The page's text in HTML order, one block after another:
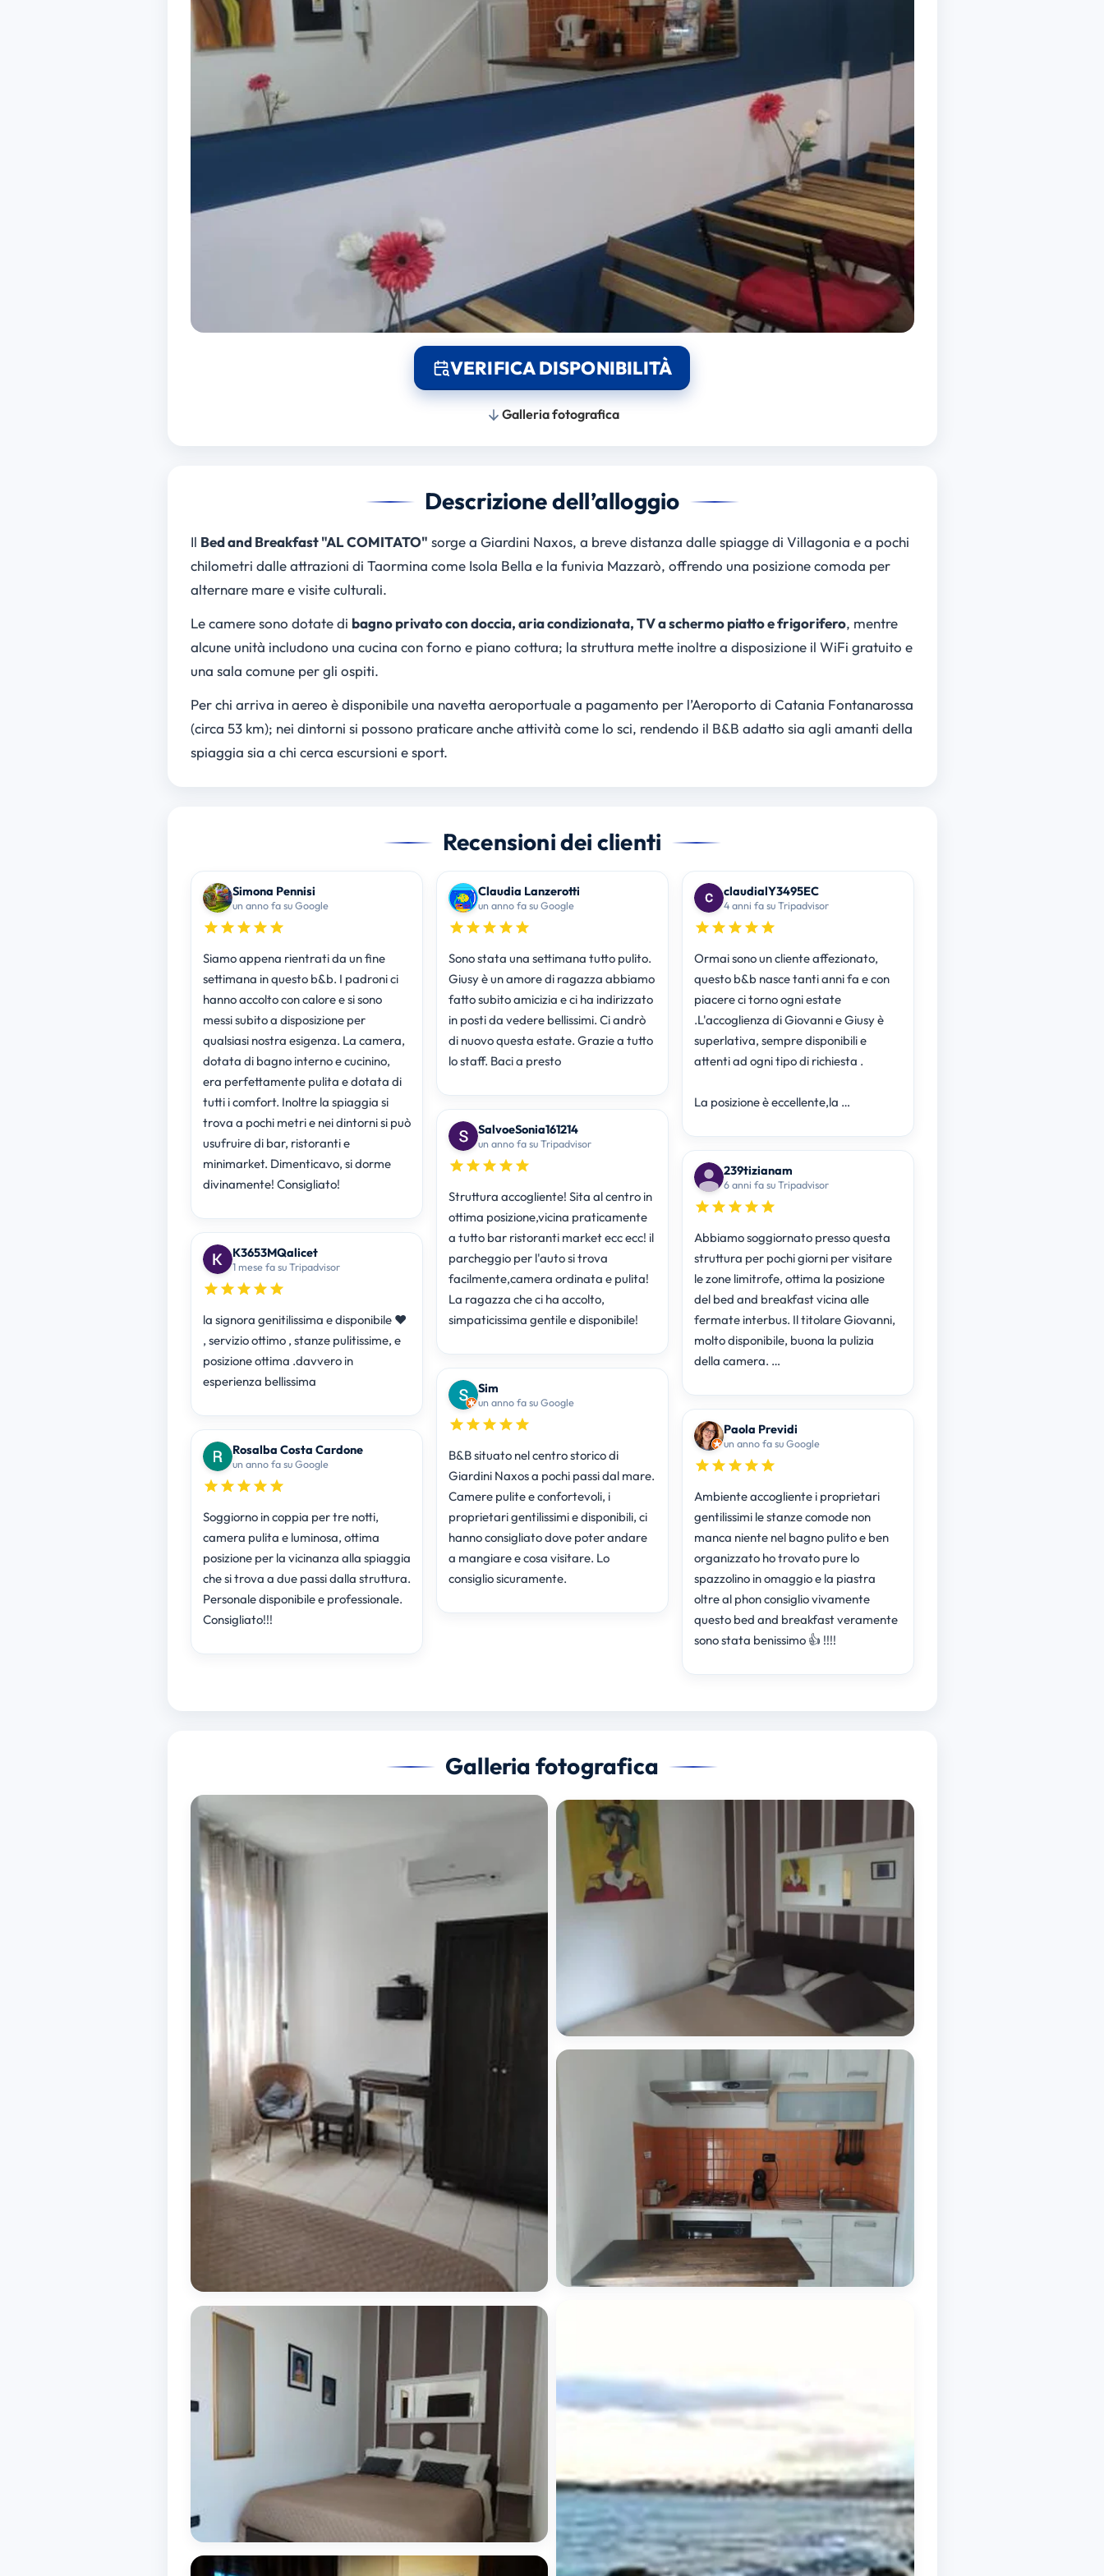
VERIFICA DISPONIBILITÀ
Galleria fotografica
Descrizione dell’alloggio
Il Bed and Breakfast "AL COMITATO" sorge a Giardini Naxos, a breve distanza dalle spiagge di Villagonia e a pochi
chilometri dalle attrazioni di Taormina come Isola Bella e la funivia Mazzarò, offrendo una posizione comoda per
alternare mare e visite culturali.
Le camere sono dotate di bagno privato con doccia, aria condizionata, TV a schermo piatto e frigorifero, mentre
alcune unità includono una cucina con forno e piano cottura; la struttura mette inoltre a disposizione il WiFi gratuito e
una sala comune per gli ospiti.
Per chi arriva in aereo è disponibile una navetta aeroportuale a pagamento per l’Aeroporto di Catania Fontanarossa
(circa 53 km); nei dintorni si possono praticare anche attività come lo sci, rendendo il B&B adatto sia agli amanti della
spiaggia sia a chi cerca escursioni e sport.
Recensioni dei clienti
Simona Pennisi
un anno fa su Google
Siamo appena rientrati da un fine
settimana in questo b&b. I padroni ci
hanno accolto con calore e si sono
messi subito a disposizione per
qualsiasi nostra esigenza. La camera,
dotata di bagno interno e cucinino,
era perfettamente pulita e dotata di
tutti i comfort. Inoltre la spiaggia si
trova a pochi metri e nei dintorni si può
usufruire di bar, ristoranti e
minimarket. Dimenticavo, si dorme
divinamente! Consigliato!
K3653MQalicet
1 mese fa su Tripadvisor
la signora genitilissima e disponibile ❤️
, servizio ottimo , stanze pulitissime, e
posizione ottima .davvero in
esperienza bellissima
Rosalba Costa Cardone
un anno fa su Google
Soggiorno in coppia per tre notti,
camera pulita e luminosa, ottima
posizione per la vicinanza alla spiaggia
che si trova a due passi dalla struttura.
Personale disponibile e professionale.
Consigliato!!!
Claudia Lanzerotti
un anno fa su Google
Sono stata una settimana tutto pulito.
Giusy è un amore di ragazza abbiamo
fatto subito amicizia e ci ha indirizzato
in posti da vedere bellissimi. Ci andrò
di nuovo questa estate. Grazie a tutto
lo staff. Baci a presto
SalvoeSonia161214
un anno fa su Tripadvisor
Struttura accogliente! Sita al centro in
ottima posizione,vicina praticamente
a tutto bar ristoranti market ecc ecc! il
parcheggio per l'auto si trova
facilmente,camera ordinata e pulita!
La ragazza che ci ha accolto,
simpaticissima gentile e disponibile!
Sim
un anno fa su Google
B&B situato nel centro storico di
Giardini Naxos a pochi passi dal mare.
Camere pulite e confortevoli, i
proprietari gentilissimi e disponibili, ci
hanno consigliato dove poter andare
a mangiare e cosa visitare. Lo
consiglio sicuramente.
claudialY3495EC
4 anni fa su Tripadvisor
Ormai sono un cliente affezionato,
questo b&b nasce tanti anni fa e con
piacere ci torno ogni estate
.L'accoglienza di Giovanni e Giusy è
superlativa, sempre disponibili e
attenti ad ogni tipo di richiesta .
La posizione è eccellente,la …
239tizianam
6 anni fa su Tripadvisor
Abbiamo soggiornato presso questa
struttura per pochi giorni per visitare
le zone limitrofe, ottima la posizione
del bed and breakfast vicina alle
fermate interbus. Il titolare Giovanni,
molto disponibile, buona la pulizia
della camera. …
Paola Previdi
un anno fa su Google
Ambiente accogliente i proprietari
gentilissimi le stanze comode non
manca niente nel bagno pulito e ben
organizzato ho trovato pure lo
spazzolino in omaggio e la piastra
oltre al phon consiglio vivamente
questo bed and breakfast veramente
sono stata benissimo 👍 !!!!
Galleria fotografica